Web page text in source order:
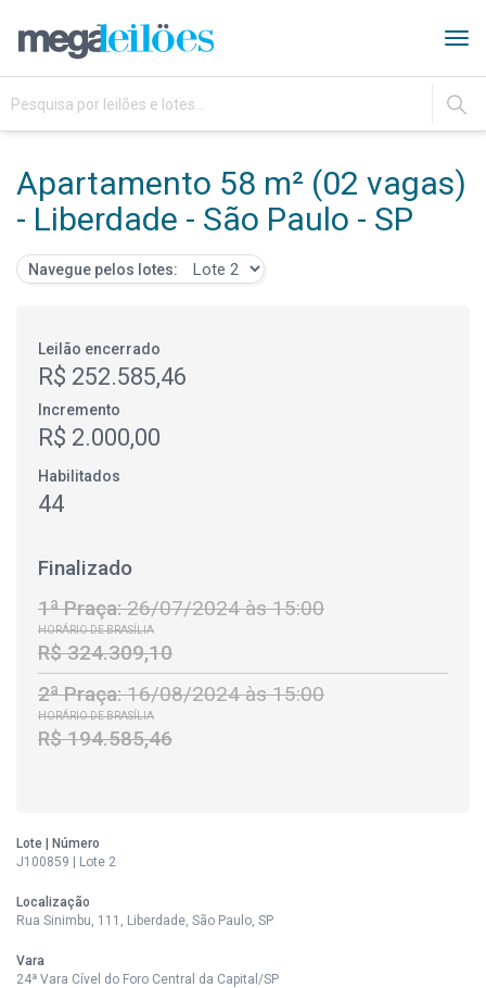
IR
Apartamento 58 m² (02 vagas)
- Liberdade - São Paulo - SP
Navegue pelos lotes:
Leilão encerrado
R$ 252.585,46
Incremento
R$ 2.000,00
Habilitados
44
Finalizado
1ª Praça:26/07/2024 às 15:00
HORÁRIO DE BRASÍLIA
R$ 324.309,10
2ª Praça:16/08/2024 às 15:00
HORÁRIO DE BRASÍLIA
R$ 194.585,46
Lote | Número
J100859 | Lote 2
Localização
Rua Sinimbu, 111, Liberdade, São Paulo, SP
Vara
24ª Vara Cível do Foro Central da Capital/SP